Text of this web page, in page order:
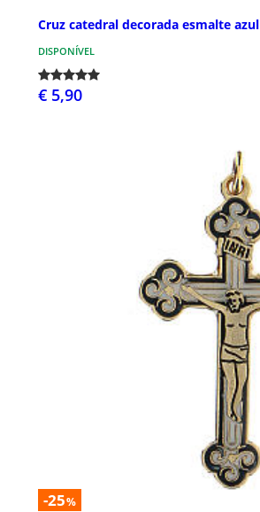
Cruz catedral decorada esmalte azul
DISPONÍVEL
€ 5,90
-25%